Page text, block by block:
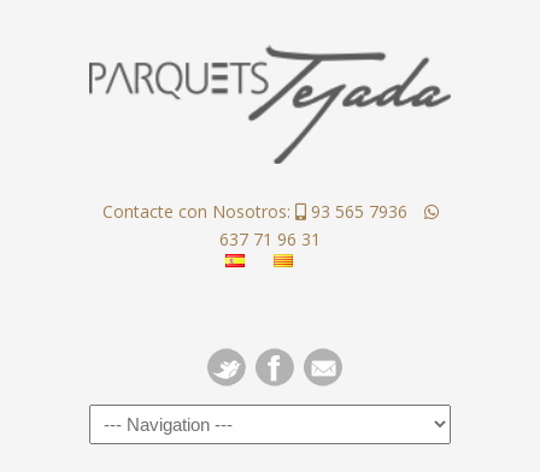
Contacte con Nosotros:
93 565 7936
637 71 96 31